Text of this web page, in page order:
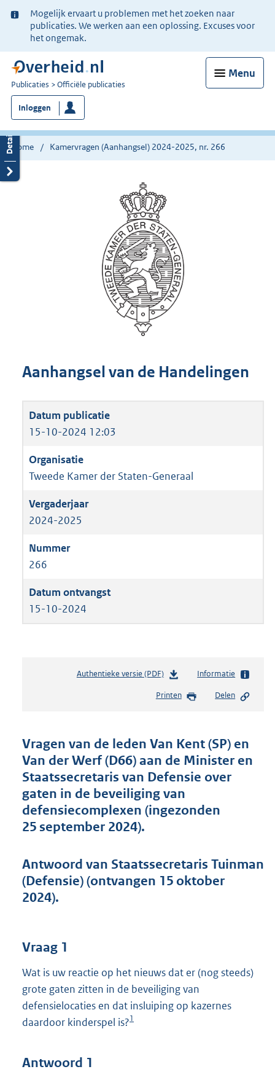
Ter
informatie:
Mogelijk ervaart u problemen met het zoeken naar
publicaties. We werken aan een oplossing. Excuses voor
het ongemak.
Menu
U
bent
nu
hier:
Publicaties Officiële publicaties
Inloggen
Home Kamervragen (Aanhangsel) 2024-2025, nr. 266
Aanhangsel van de Handelingen
15-10-2024 12:03
Tweede Kamer der Staten-Generaal
2024-2025
266
15-10-2024
Authentieke versie (PDF)b
s
d
s
g
r
o
:
4
Informatie
Printen Delen
Vragen van de leden Van Kent (SP) en
Van der Werf (D66) aan de Minister en
Staatssecretaris van Defensie over
gaten in de beveiliging van
defensiecomplexen (ingezonden
25 september 2024).
Antwoord van Staatssecretaris Tuinman
(Defensie) (ontvangen 15 oktober
2024).
Vraag 1
Wat is uw reactie op het nieuws dat er (nog steeds)
grote gaten zitten in de beveiliging van
defensielocaties en dat insluiping op kazernes
daardoor kinderspel is?1
Antwoord 1